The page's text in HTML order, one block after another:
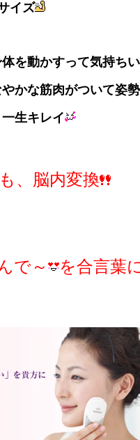
イズ
を動かすって気持ち
かな筋肉がついて姿
生キレイ
、脳内変換
で～ を合言葉